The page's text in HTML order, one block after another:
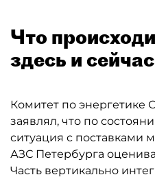
Что
здесь и сейчас
Комитет по энергетике
заявлял, что по
ситуация с поставками
АЗС Петербурга
Часть вертикально